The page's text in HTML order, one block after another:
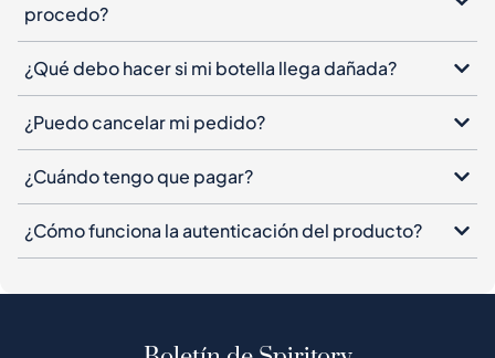
procedo?
¿Qué debo hacer si mi botella llega dañada?
¿Puedo cancelar mi pedido?
¿Cuándo tengo que pagar?
¿Cómo funciona la autenticación del producto?